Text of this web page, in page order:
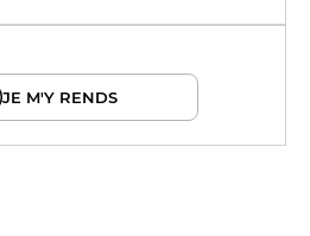
JE M'Y RENDS